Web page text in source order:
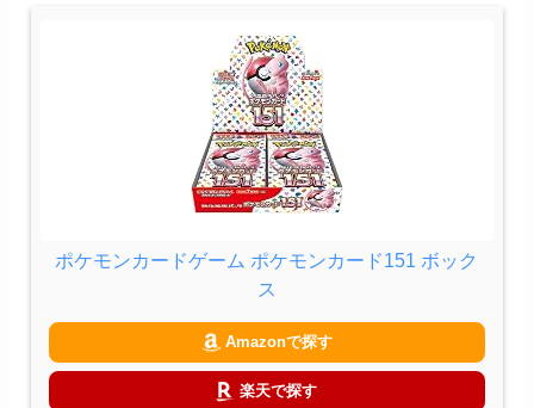
ポケモンカードゲーム ポケモンカード151 ボック
ス
Amazonで探す
楽天で探す